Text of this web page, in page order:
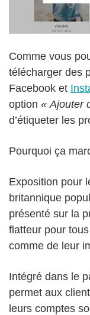
Comme vous
télécharger des
Facebook et
option « Ajouter
d’étiqueter les
Pourquoi ça
Exposition pour
britannique
présenté sur la
flatteur pour
comme de leur
Intégré dans le
permet aux
leurs comptes